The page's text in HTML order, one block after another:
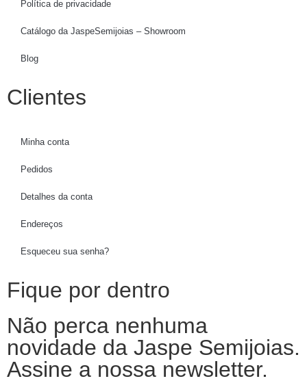
Política de privacidade
Catálogo da JaspeSemijoias – Showroom
Blog
Clientes
Minha conta
Pedidos
Detalhes da conta
Endereços
Esqueceu sua senha?
Fique por dentro
Não perca nenhuma
novidade da Jaspe Semijoias.
Assine a nossa newsletter.